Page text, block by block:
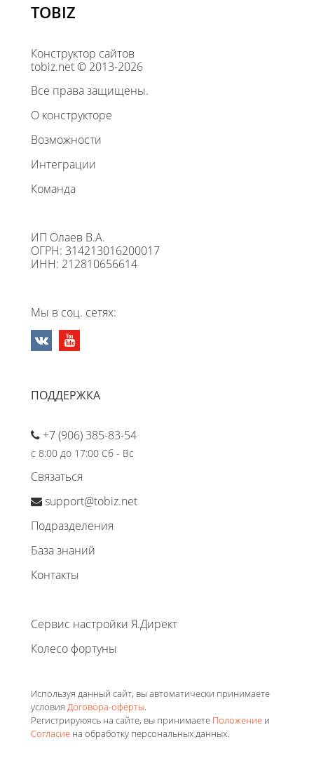
TOBIZ
Конструктор сайтов
tobiz.net © 2013-2026
Все права защищены.
О конструкторе
Возможности
Интеграции
Команда
ИП Олаев В.А.
ОГРН: 314213016200017
ИНН: 212810656614
Мы в соц. сетях:
ПОДДЕРЖКА
+7 (906) 385-83-54
с 8:00 до 17:00 Сб - Вс
Связаться
support@tobiz.net
Подразделения
База знаний
Контакты
Сервис настройки Я.Директ
Колесо фортуны
Используя данный сайт, вы автоматически принимаете
условия Договора-оферты.
Регистрируюясь на сайте, вы принимаете Положение и
Согласие на обработку персональных данных.